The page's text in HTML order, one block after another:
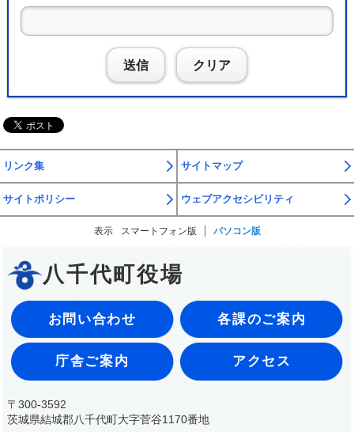
送信 クリア
リンク集 サイトマップ
サイトポリシー ウェブアクセシビリティ
表示 スマートフォン版 パソコン版
八千代町役場
お問い合わせ 各課のご案内
庁舎ご案内 アクセス
〒300-3592
茨城県結城郡八千代町大字菅谷1170番地